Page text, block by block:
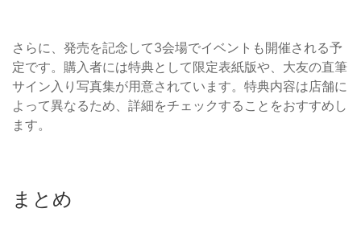
さらに、発売を記念して3会場でイベントも開催される予
定です。購入者には特典として限定表紙版や、大友の直筆
サイン入り写真集が用意されています。特典内容は店舗に
よって異なるため、詳細をチェックすることをおすすめし
ます。
まとめ